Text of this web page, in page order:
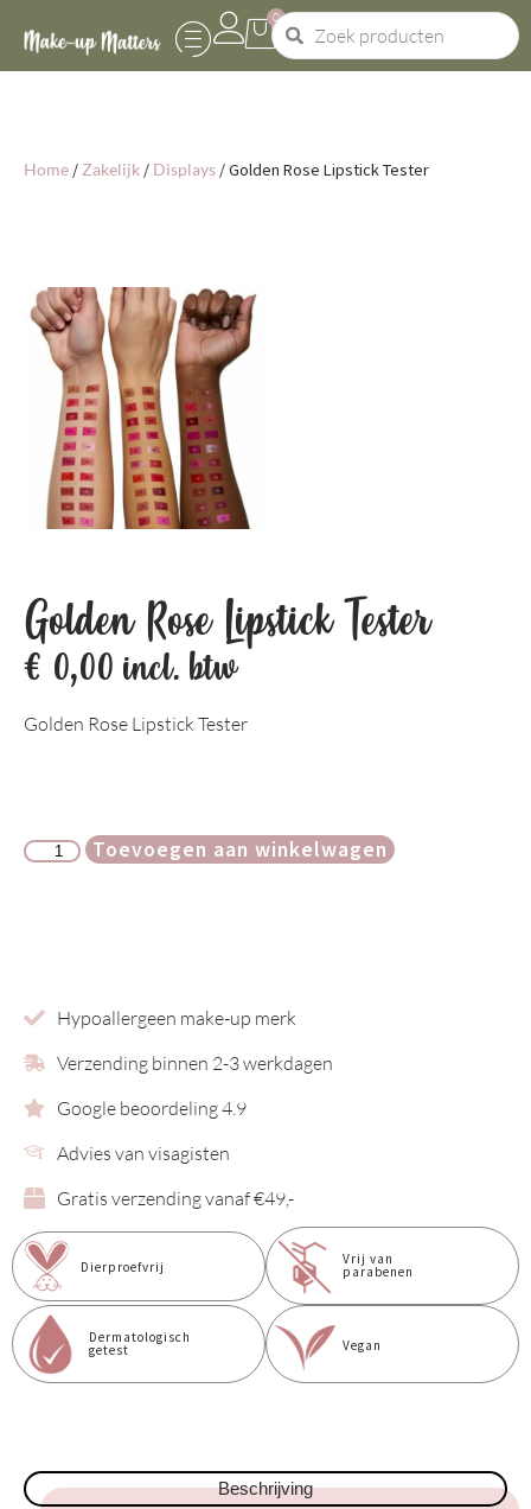
0
Home / Zakelijk / Displays / Golden Rose Lipstick Tester
Golden Rose Lipstick Tester
€0,00 incl. btw
Golden Rose Lipstick Tester
Toevoegen aan winkelwagen
Hypoallergeen make-up merk
Verzending binnen 2-3 werkdagen
Google beoordeling 4.9
Advies van visagisten
Gratis verzending vanaf €49,-
Dierproefvrij Vrij van
parabenen
Dermatologisch
getest Vegan
Beschrijving